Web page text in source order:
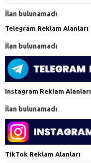
İlan bulunamadı
Telegram Reklam Alanları
İlan bulunamadı
Instagram Reklam Alanları
İlan bulunamadı
TikTok Reklam Alanları